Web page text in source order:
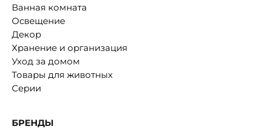
Ванная комната
Освещение
Декор
Хранение и организация
Уход за домом
Товары для животных
Серии
БРЕНДЫ